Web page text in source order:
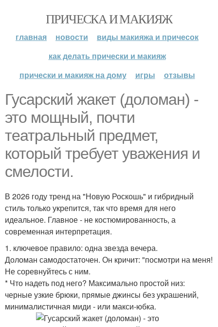
ПРИЧЕСКА И МАКИЯЖ
главная новости
виды макияжа и причесок
как делать прически и макияж
прически и макияж на дому
игры отзывы
Гусарский жакет (доломан) -
это мощный, почти
театральный предмет,
который требует уважения и
смелости.
В 2026 году тренд на "Новую Роскошь" и гибридный
стиль только укрепится, так что время для него
идеальное. Главное - не костюмированность, а
современная интерпретация.
1. ключевое правило: одна звезда вечера.
Доломан самодостаточен. Он кричит: "посмотри на меня!
Не соревнуйтесь с ним.
* Что надеть под него? Максимально простой низ:
черные узкие брюки, прямые джинсы без украшений,
минималистичная миди - или макси-юбка.